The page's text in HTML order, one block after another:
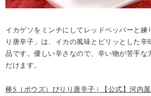
イカゲソをミンチにしてレッドペッパーと練
り唐辛子」は、イカの風味とピリッとした辛
品です。優しい辛さなので、辛い物が苦手な
だけます。
棒S（ボウズ）ぴりり唐辛子 | 【公式】河内